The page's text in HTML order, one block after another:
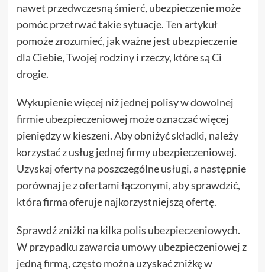
nawet przedwczesną śmierć, ubezpieczenie może
pomóc przetrwać takie sytuacje. Ten artykuł
pomoże zrozumieć, jak ważne jest ubezpieczenie
dla Ciebie, Twojej rodziny i rzeczy, które są Ci
drogie.
Wykupienie więcej niż jednej polisy w dowolnej
firmie ubezpieczeniowej może oznaczać więcej
pieniędzy w kieszeni. Aby obniżyć składki, należy
korzystać z usług jednej firmy ubezpieczeniowej.
Uzyskaj oferty na poszczególne usługi, a następnie
porównaj je z ofertami łączonymi, aby sprawdzić,
która firma oferuje najkorzystniejszą ofertę.
Sprawdź zniżki na kilka polis ubezpieczeniowych.
W przypadku zawarcia umowy ubezpieczeniowej z
jedną firmą, często można uzyskać zniżkę w